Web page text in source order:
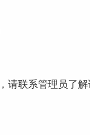
请联系管理员了